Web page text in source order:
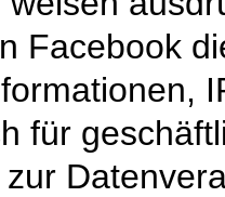
Facebook
für